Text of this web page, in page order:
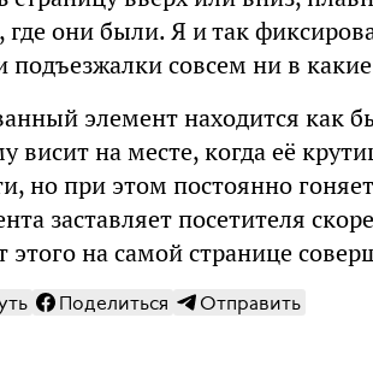
где они были. Я и так
совсем ни в какие
элемент находится как
висит на месте, когда её
но при этом постоянно
заставляет посетителя
этого на самой странице
Поделиться Отправить